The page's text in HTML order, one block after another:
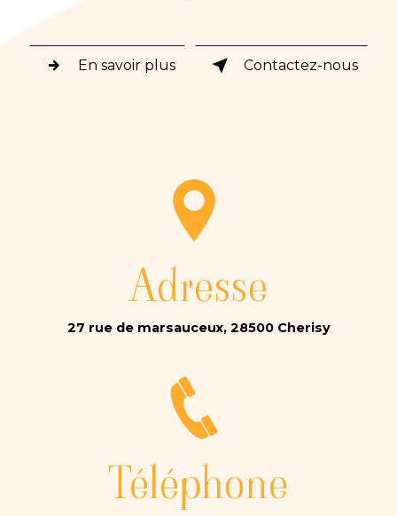
En savoir plus Contactez-nous
Adresse
27 rue de marsauceux, 28500 Cherisy
Téléphone